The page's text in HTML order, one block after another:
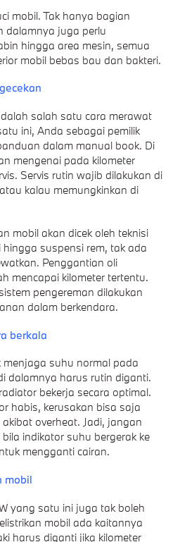
mobil. Tak hanya bagian
dalamnya juga perlu
hingga area mesin, semua
mobil bebas bau dan bakteri.
salah satu cara merawat
ini, Anda sebagai pemilik
dalam manual book. Di
mengenai pada kilometer
Servis rutin wajib dilakukan di
kalau memungkinkan di
mobil akan dicek oleh teknisi
suspensi rem, tak ada
Penggantian oli
mencapai kilometer tertentu.
pengereman dilakukan
dalam berkendara.
berkala
suhu normal pada
dalamnya harus rutin diganti.
bekerja secara optimal.
habis, kerusakan bisa saja
overheat. Jadi, jangan
indikator suhu bergerak ke
mengganti cairan.
mobil
yang satu ini juga tak boleh
mobil ada kaitannya
harus diganti jika kilometer